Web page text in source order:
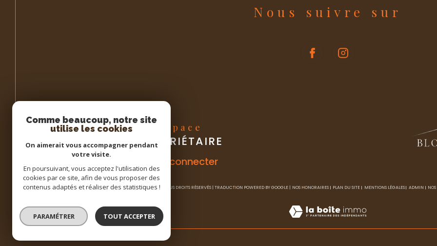
Nous suivre sur
Espace
PROPRIÉTAIRE
Se connecter
© 2026 | TOUS DROITS RÉSERVÉS | TRADUCTION POWERED BY GOOGLE | NOS HONORAIRES PLAN DU SITE MENTIONS LÉGALES ADMIN
Comme beaucoup, notre site
utilise les cookies
On aimerait vous accompagner pendant
votre visite.
En poursuivant, vous acceptez l'utilisation des
cookies par ce site, afin de vous proposer des
contenus adaptés et réaliser des statistiques !
PARAMÉTRER TOUT ACCEPTER